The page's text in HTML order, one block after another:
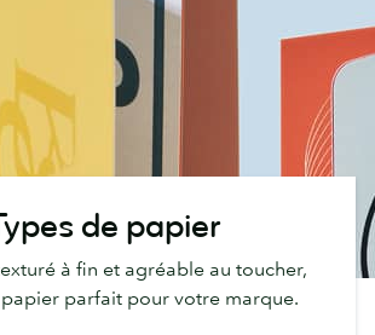
de papier
à fin et agréable au toucher,
parfait pour votre marque.